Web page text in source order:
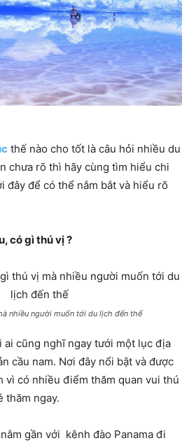
thế nào cho tốt là câu hỏi nhiều du
chưa rõ thì hãy cùng tìm hiểu chi
đây để có thể nắm bắt và hiểu rõ
có gì thú vị ?
nhiều người muốn tới du lịch đến thế
ai cũng nghĩ ngay tưới một lục địa
cầu nam. Nơi đây nổi bật và được
vì có nhiều điểm thăm quan vui thú
thăm ngay.
gần với kênh đào Panama đi